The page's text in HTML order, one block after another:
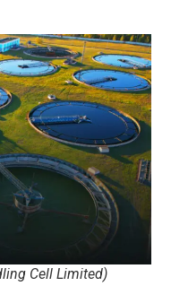
Cell Limited)